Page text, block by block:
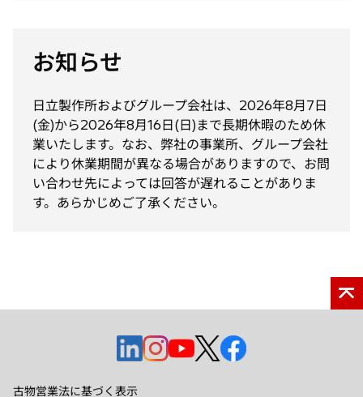
お知らせ
日立製作所およびグループ会社は、2026年8月7日
(金)から2026年8月16日(日)まで長期休暇のため休
業いたします。なお、弊社の事業所、グループ会社
により休業期間が異なる場合がありますので、お問
い合わせ先によっては回答が遅れることがありま
す。あらかじめご了承ください。
新
し
新
新
し
新
し
新
古物営業法に基づく表示